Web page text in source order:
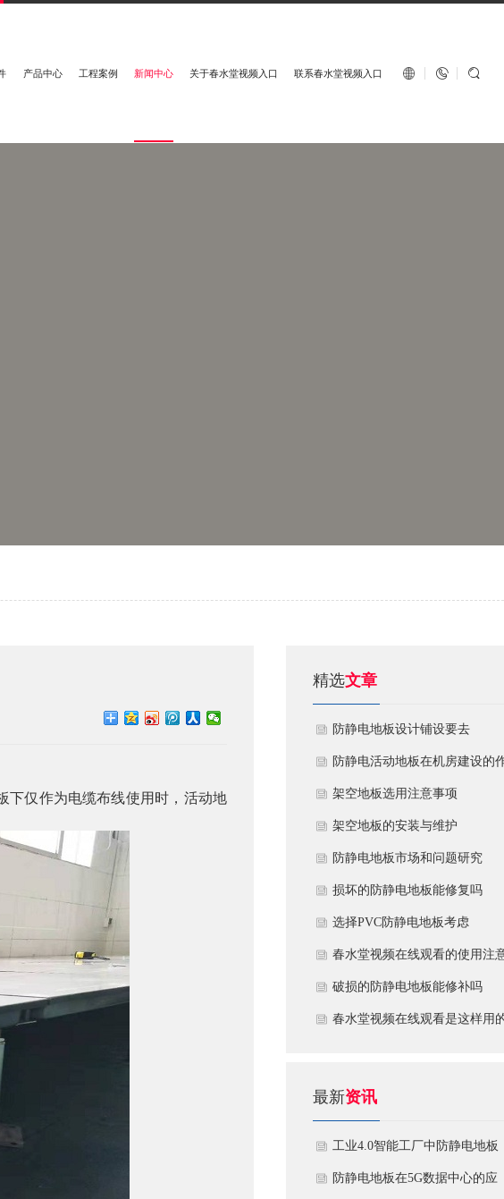
产品中心 工程案例 新闻中心 关于春水堂视频入口 联系春水堂视频入口 English  
仅作为电缆布线使用时，活动地
精选文章
​防静电地板设计铺设要去
防静电活动地板在机房建设的
用
​架空地板选用注意事项
​架空地板的安装与维护
防静电地板市场和问题研究
损坏的防静电地板能修复吗
​选择PVC防静电地板考虑
春水堂视频在线观看的使用注
破损的防静电地板能修补吗
春水堂视频在线观看是这样用
最新资讯
工业4.0智能工厂中防静电地板
的系统化解决方案
防静电地板在5G数据中心的应